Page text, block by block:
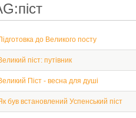
до Великого посту
піст: путівник
Піст - весна для душі
був встановлений Успенський піст